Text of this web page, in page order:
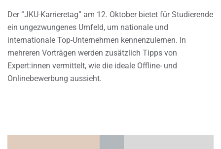
Der “JKU-Karrieretag” am 12. Oktober bietet für Studierende
ein ungezwungenes Umfeld, um nationale und
internationale Top-Unternehmen kennenzulernen. In
mehreren Vorträgen werden zusätzlich Tipps von
Expert:innen vermittelt, wie die ideale Offline- und
Onlinebewerbung aussieht.